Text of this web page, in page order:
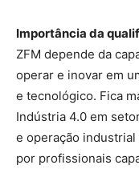
Importância da
ZFM depende da
operar e inovar em
e tecnológico. Fica
Indústria 4.0 em
e operação
por profissionais